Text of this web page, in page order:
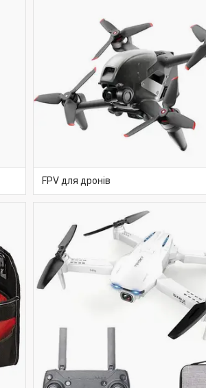
FPV для дронів